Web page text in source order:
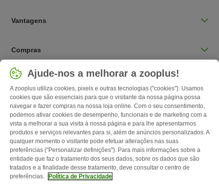
Vantagens
Compras
Selecionar país
Portugal / PT
Follow zooplus
Ajude-nos a melhorar a zooplus!
A zooplus utiliza cookies, pixels e outras tecnologias ("cookies"). Usamos
cookies que são essenciais para que o visitante da nossa página possa
navegar e fazer compras na nossa loja online. Com o seu consentimento,
podemos ativar cookies de desempenho, funcionais e de marketing com a
vista a melhorar a sua visita à nossa página e para lhe apresentarmos
produtos e serviços relevantes para si, além de anúncios personalizados. A
qualquer momento o visitante pode efetuar alterações nas suas
preferências ("Personalizar definições"). Para mais informações sobre a
entidade que faz o tratamento dos seus dados, sobre os dados que são
tratados e a finalidade desse tratamento, deve consultar o centro de
preferências.
Política de Privacidade